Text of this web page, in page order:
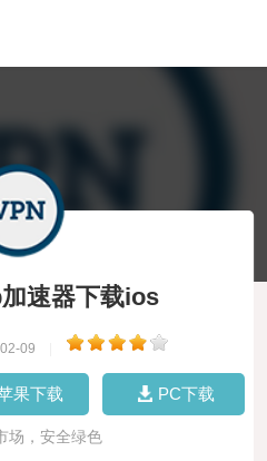
速器下载ios
09
果下载 PC下载
场，安全绿色